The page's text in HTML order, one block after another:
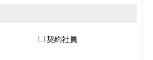
イオングループだから安心】
来築き上げてきたグループ企業との
も担当施設数は右肩上がりで伸びてい
はイオングループの商業施設がほと
契約社員